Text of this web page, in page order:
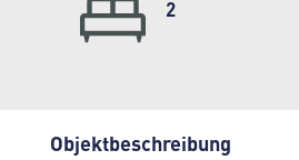
2
Objektbeschreibung